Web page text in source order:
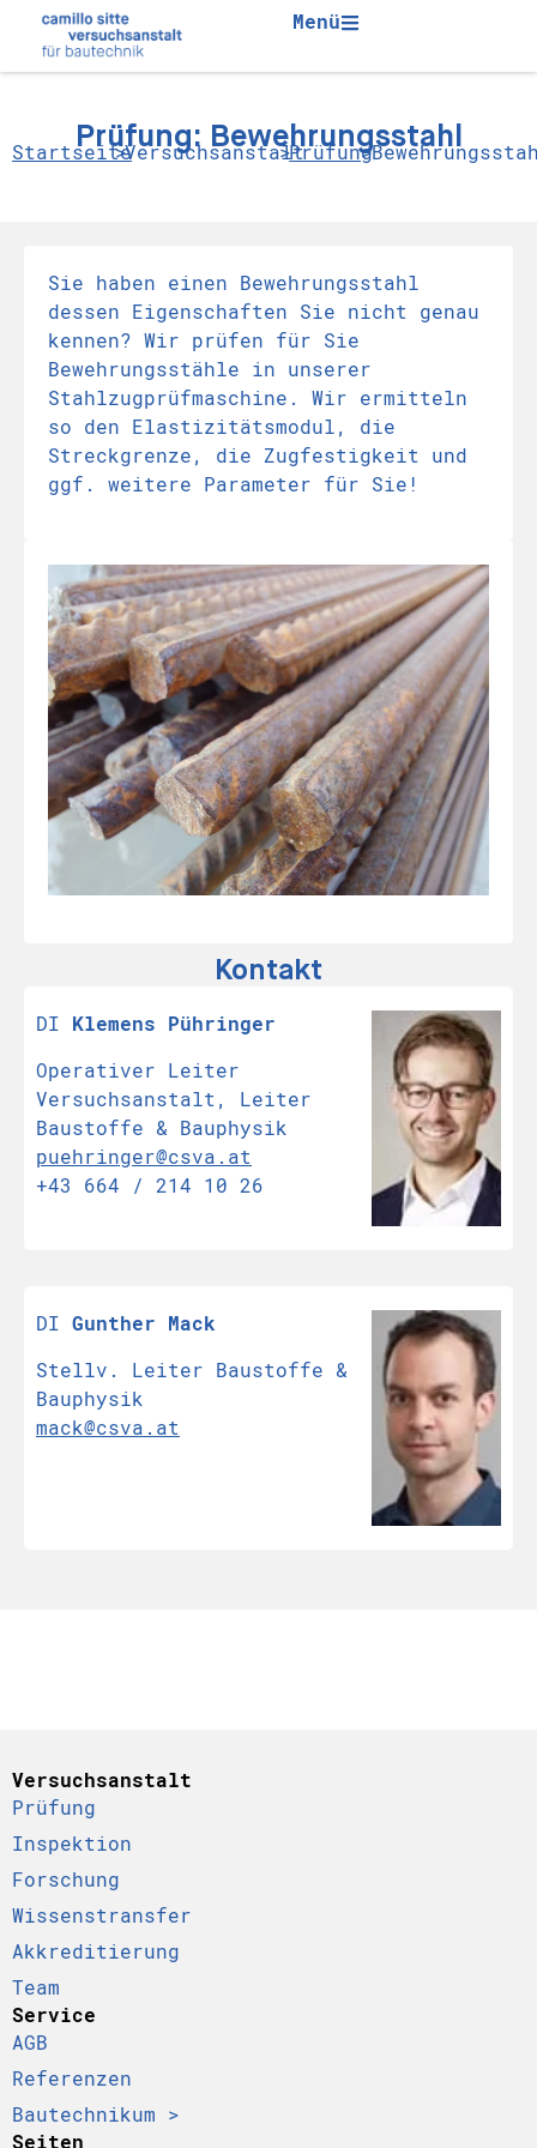
Menü
Prüfung: Bewehrungsstahl
Startseite
>Versuchsanstalt
>Prüfung
>
Sie haben einen Bewehrungsstahl
dessen Eigenschaften Sie nicht genau
kennen? Wir prüfen für Sie
Bewehrungsstähle in unserer
Stahlzugprüfmaschine. Wir ermitteln
so den Elastizitätsmodul, die
Streckgrenze, die Zugfestigkeit und
ggf. weitere Parameter für Sie!
Kontakt
DI Klemens Pühringer
Operativer Leiter
Versuchsanstalt, Leiter
Baustoffe & Bauphysik
puehringer@csva.at
+43 664 / 214 10 26
DI Gunther Mack
Stellv. Leiter Baustoffe &
Bauphysik
mack@csva.at
Versuchsanstalt
Prüfung
Inspektion
Forschung
Wissenstransfer
Akkreditierung
Team
Service
AGB
Referenzen
Bautechnikum >
Seiten